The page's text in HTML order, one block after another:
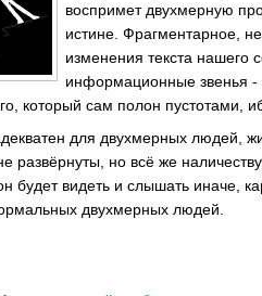
воспримет двухмерную
истине. Фрагментарное,
изменения текста нашего
информационные звенья -
который сам полон пустотами,
для двухмерных людей,
развёрнуты, но всё же
видеть и слышать иначе,
двухмерных людей.